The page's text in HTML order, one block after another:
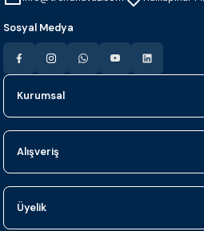
Sosyal Medya
Kurumsal
Alışveriş
Üyelik